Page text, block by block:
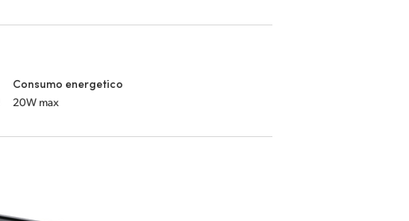
Consumo energetico
20W max